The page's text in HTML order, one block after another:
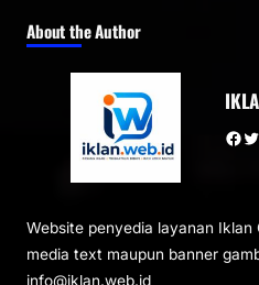
About the Author
Facebook Twitter
Website penyedia layanan Iklan
media text maupun banner
info@iklan.web.id